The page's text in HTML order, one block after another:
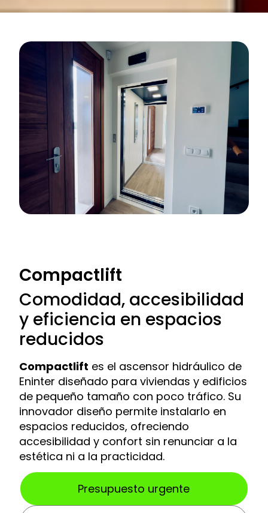
Compactlift
Comodidad, accesibilidad
y eficiencia en espacios
reducidos
Compactlift es el ascensor hidráulico de
Eninter diseñado para viviendas y edificios
de pequeño tamaño con poco tráfico. Su
innovador diseño permite instalarlo en
espacios reducidos, ofreciendo
accesibilidad y confort sin renunciar a la
estética ni a la practicidad.
Presupuesto urgente